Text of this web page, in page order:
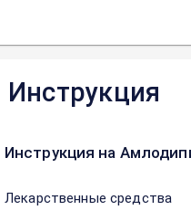
Инструкция
Инструкция на
Лекарственные средства